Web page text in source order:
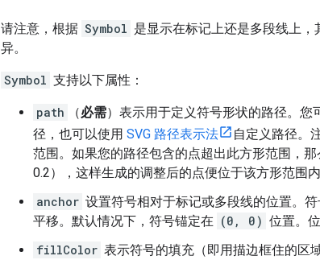
请注意，根据 Symbol 是显示在标记上还是多段线上
异。
Symbol 支持以下属性：
path （必需）表示用于定义符号形状的路径。您
径，也可以使用 SVG 路径表示法
自定义路径。
范围。如果您的路径包含的点超出此方形范围，
0.2），这样生成的调整后的点便位于该方形范围内
anchor 设置符号相对于标记或多段线的位置。
平移。默认情况下，符号锚定在 (0, 0) 位置。
fillColor 表示符号的填充（即用描边框住的区